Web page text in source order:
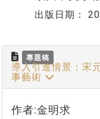
出版日期：
專題稿
導入引進情景：宋
事藝術
作者:金明求